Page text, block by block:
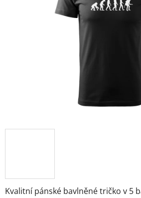
Kvalitní pánské bavlněné tričko v 5